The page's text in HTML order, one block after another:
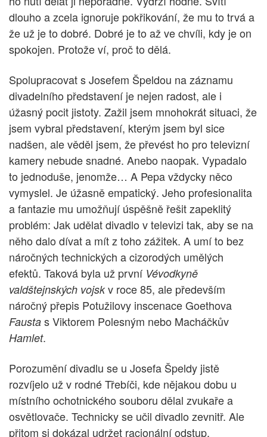
dlouho a zcela ignoruje pokřikování, že mu to trvá a
že už je to dobré. Dobré je to až ve chvíli, kdy je on
spokojen. Protože ví, proč to dělá.
Spolupracovat s Josefem Špeldou na záznamu
divadelního představení je nejen radost, ale i
úžasný pocit jistoty. Zažil jsem mnohokrát situaci, že
jsem vybral představení, kterým jsem byl sice
nadšen, ale věděl jsem, že převést ho pro televizní
kamery nebude snadné. Anebo naopak. Vypadalo
to jednoduše, jenomže… A Pepa vždycky něco
vymyslel. Je úžasně empatický. Jeho profesionalita
a fantazie mu umožňují úspěšně řešit zapeklitý
problém: Jak udělat divadlo v televizi tak, aby se na
něho dalo dívat a mít z toho zážitek. A umí to bez
náročných technických a cizorodých umělých
efektů. Taková byla už první Vévodkyně
valdštejnských vojskv roce 85, ale především
náročný přepis Potužilovy inscenace Goethova
Fausta s Viktorem Polesným nebo Macháčkův
Hamlet.
Porozumění divadlu se u Josefa Špeldy jistě
rozvíjelo už v rodné Třebíči, kde nějakou dobu u
místního ochotnického souboru dělal zvukaře a
osvětlovače. Technicky se učil divadlo zevnitř. Ale
přitom si dokázal udržet racionální odstup.